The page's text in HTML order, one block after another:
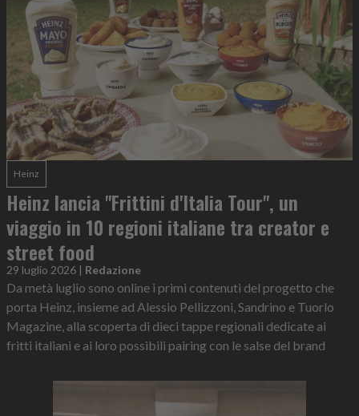
Heinz
Heinz lancia "Frittini d'Italia Tour", un
viaggio in 10 regioni italiane tra creator e
street food
29 luglio 2026 | Redazione
Da metà luglio sono online i primi contenuti del progetto che
porta Heinz, insieme ad Alessio Pellizzoni, Sandrino e Tuorlo
Magazine, alla scoperta di dieci tappe regionali dedicate ai
fritti italiani e ai loro possibili pairing con le salse del brand